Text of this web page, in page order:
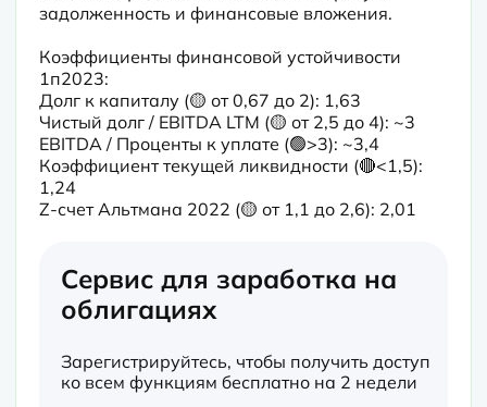
задолженность и финансовые вложения.
Коэффициенты финансовой устойчивости
1п2023:
Долг к капиталу (🟡 от 0,67 до 2): 1,63
Чистый долг / EBITDA LTM (🟡 от 2,5 до 4): ~3
EBITDA / Проценты к уплате (🟢>3): ~3,4
Коэффициент текущей ликвидности (🔴<1,5):
1,24
Z-счет Альтмана 2022 (🟡 от 1,1 до 2,6): 2,01
Сервис для заработка на
облигациях
Зарегистрируйтесь, чтобы получить доступ
ко всем функциям бесплатно на 2 недели